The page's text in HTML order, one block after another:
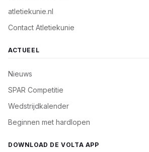
atletiekunie.nl
Contact Atletiekunie
ACTUEEL
Nieuws
SPAR Competitie
Wedstrijdkalender
Beginnen met hardlopen
DOWNLOAD DE VOLTA APP